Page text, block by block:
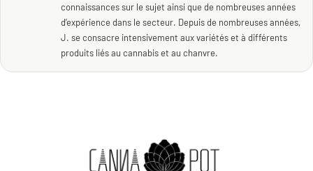
connaissances sur le sujet ainsi que de nombreuses années
d’expérience dans le secteur. Depuis de nombreuses années,
J. se consacre intensivement aux variétés et à différents
produits liés au cannabis et au chanvre.